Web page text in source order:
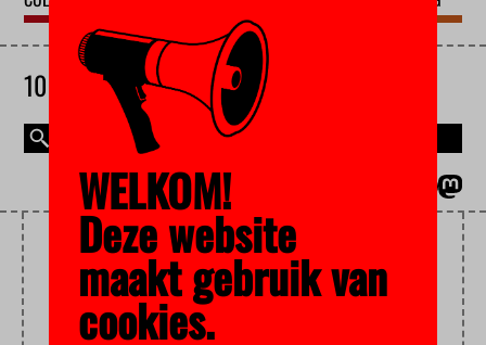
10 AUGUSTUS 2026
VERENGELSING
WELKOM!
Deze website
maakt gebruik van
cookies.